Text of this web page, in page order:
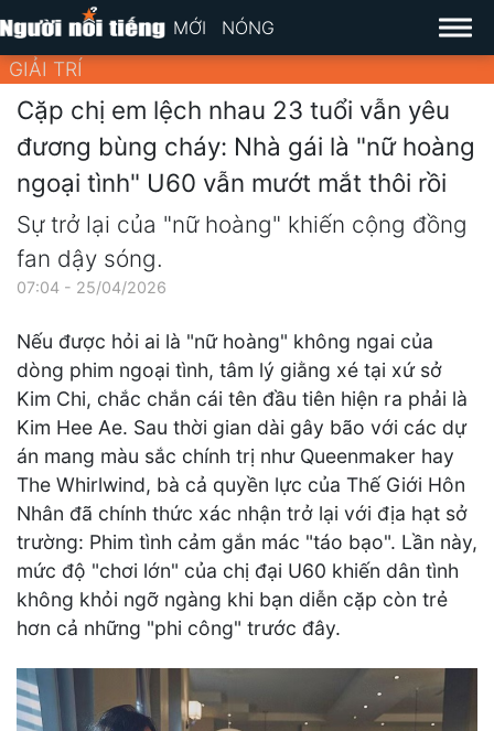
MỚI NÓNG
GIẢI TRÍ
Cặp chị em lệch nhau 23 tuổi vẫn yêu
đương bùng cháy: Nhà gái là "nữ hoàng
ngoại tình" U60 vẫn mướt mắt thôi rồi
Sự trở lại của "nữ hoàng" khiến cộng đồng
fan dậy sóng.
07:04 - 25/04/2026
Nếu được hỏi ai là "nữ hoàng" không ngai của
dòng phim ngoại tình, tâm lý giằng xé tại xứ sở
Kim Chi, chắc chắn cái tên đầu tiên hiện ra phải là
Kim Hee Ae. Sau thời gian dài gây bão với các dự
án mang màu sắc chính trị như Queenmaker hay
The Whirlwind, bà cả quyền lực của Thế Giới Hôn
Nhân đã chính thức xác nhận trở lại với địa hạt sở
trường: Phim tình cảm gắn mác "táo bạo". Lần này,
mức độ "chơi lớn" của chị đại U60 khiến dân tình
không khỏi ngỡ ngàng khi bạn diễn cặp còn trẻ
hơn cả những "phi công" trước đây.